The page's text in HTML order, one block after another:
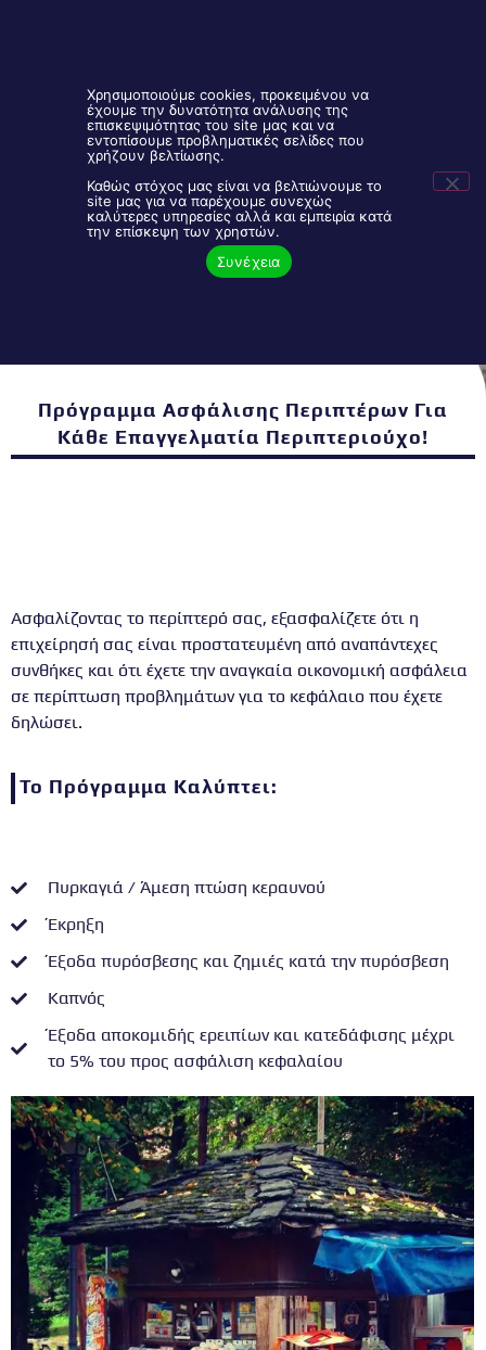
Είσοδος Συνεργατών 2106843888
Πρόγραμμα Ασφάλισης Περιπτέρων
Πρόγραμμα Ασφάλισης Περιπτέρων Για
Κάθε Επαγγελματία Περιπτεριούχο!
Ασφαλίζοντας το περίπτερό σας, εξασφαλίζετε ότι η
επιχείρησή σας είναι προστατευμένη από αναπάντεχες
συνθήκες και ότι έχετε την αναγκαία οικονομική ασφάλεια
σε περίπτωση προβλημάτων για το κεφάλαιο που έχετε
δηλώσει.
Το Πρόγραμμα Καλύπτει:
Πυρκαγιά / Άμεση πτώση κεραυνού
Έκρηξη
Έξοδα πυρόσβεσης και ζημιές κατά την πυρόσβεση
Καπνός
Έξοδα αποκομιδής ερειπίων και κατεδάφισης μέχρι
το 5% του προς ασφάλιση κεφαλαίου
Χρησιμοποιούμε cookies, προκειμένου να
έχουμε την δυνατότητα ανάλυσης της
επισκεψιμότητας του site μας και να
εντοπίσουμε προβληματικές σελίδες που
χρήζουν βελτίωσης.
Καθώς στόχος μας είναι να βελτιώνουμε το
site μας για να παρέχουμε συνεχώς
καλύτερες υπηρεσίες αλλά και εμπειρία κατά
την επίσκεψη των χρηστών.
Συνέχεια